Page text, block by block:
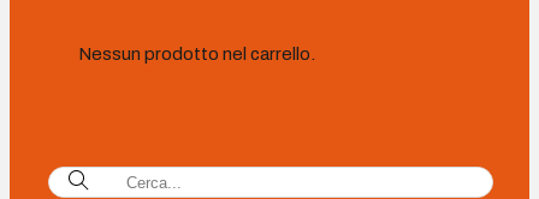
Nessun prodotto nel carrello.